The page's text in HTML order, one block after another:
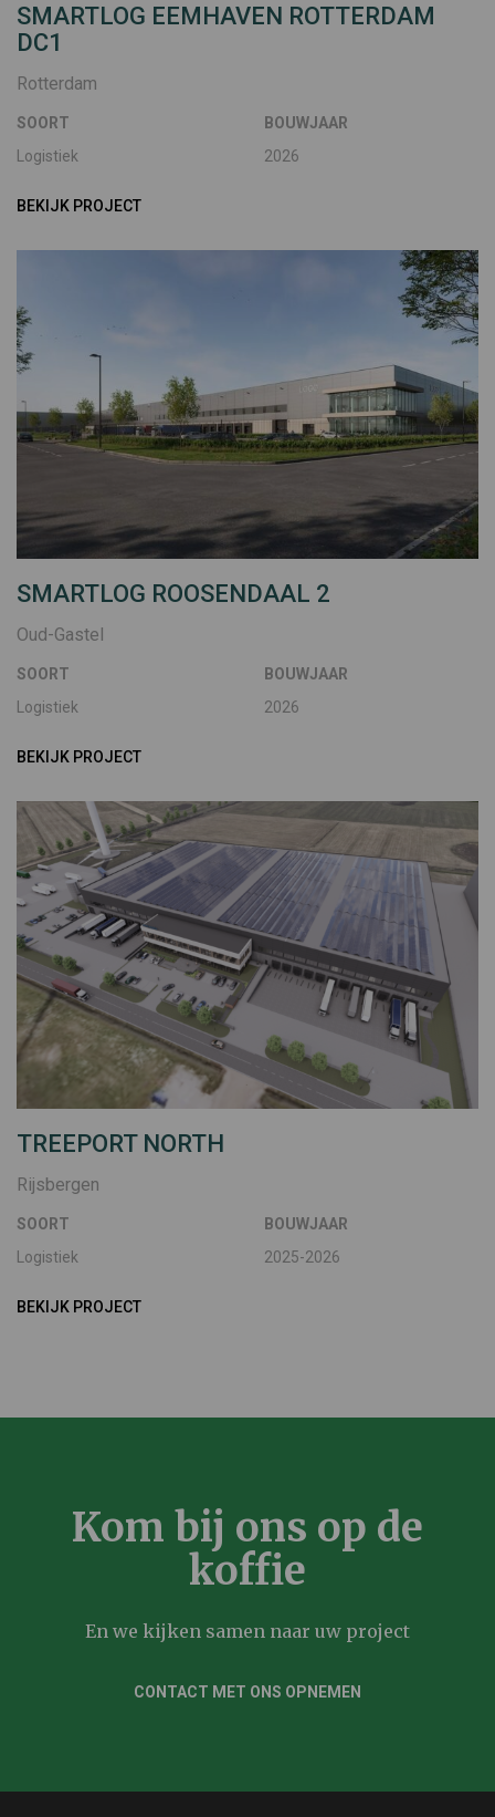
SMARTLOG EEMHAVEN ROTTERDAM
DC1
Rotterdam
SOORT
Logistiek
BOUWJAAR
2026
BEKIJK PROJECT
SMARTLOG ROOSENDAAL 2
Oud-Gastel
SOORT
Logistiek
BOUWJAAR
2026
BEKIJK PROJECT
TREEPORT NORTH
Rijsbergen
SOORT
Logistiek
BOUWJAAR
2025-2026
BEKIJK PROJECT
Kom bij ons op de
koffie
En we kijken samen naar uw project
CONTACT MET ONS OPNEMEN